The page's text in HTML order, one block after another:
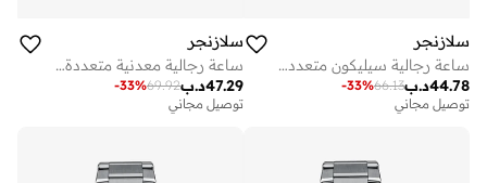
سلازنجر
ساعة رجالية سيليكون متعددة الوظائف
د.ب44.78
66.13
-33%
توصيل مجاني
سلازنجر
ساعة رجالية معدنية متعددة الوظائف ٤٤ مم
د.ب47.29
69.92
-33%
توصيل مجاني